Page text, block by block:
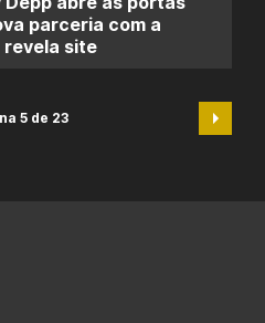
parceria com a
revela site
5 de 23